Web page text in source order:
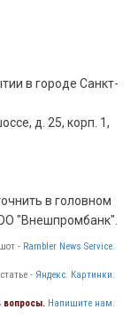
в городе Санкт-
д. 25, корп. 1,
в головном
"Внешпромбанк".
- Rambler News Service.
- Яндекс. Картинки.
вопросы. Напишите нам.